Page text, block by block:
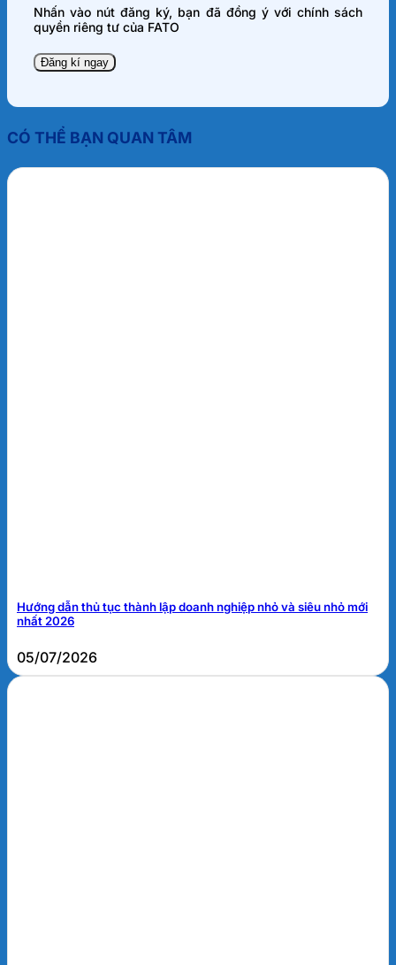
Nhấn vào nút đăng ký, bạn đã đồng ý với chính sách
quyền riêng tư của FATO
CÓ THỂ BẠN QUAN TÂM
Hướng dẫn thủ tục thành lập doanh nghiệp nhỏ và siêu nhỏ mới
nhất 2026
05/07/2026